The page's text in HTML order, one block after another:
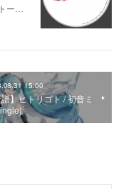
ー…
15:00
譜】ヒトリゴト / 初音ミ